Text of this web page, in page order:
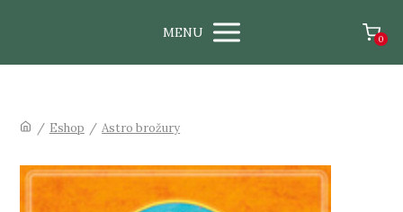
MENU 0
/ Eshop / Astro brožury